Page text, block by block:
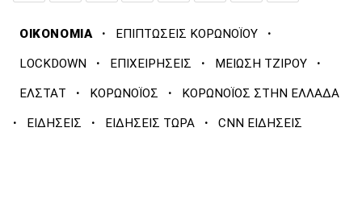
ΟΙΚΟΝΟΜΙΑ · ΕΠΙΠΤΩΣΕΙΣ ΚΟΡΩΝΟΪΟΥ ·
LOCKDOWN · ΕΠΙΧΕΙΡΗΣΕΙΣ · ΜΕΙΩΣΗ ΤΖΙΡΟΥ ·
ΕΛΣΤΑΤ · ΚΟΡΩΝΟΪΟΣ · ΚΟΡΩΝΟΪΟΣ ΣΤΗΝ ΕΛΛΑΔΑ
· ΕΙΔΗΣΕΙΣ · ΕΙΔΗΣΕΙΣ ΤΩΡΑ · CNN ΕΙΔΗΣΕΙΣ